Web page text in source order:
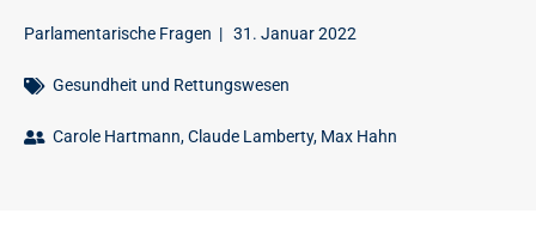
Parlamentarische Fragen | 31. Januar 2022
Gesundheit und Rettungswesen
Carole Hartmann,Claude Lamberty, Max Hahn